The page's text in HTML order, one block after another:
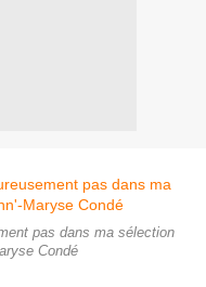
pas dans ma sélection
Condé